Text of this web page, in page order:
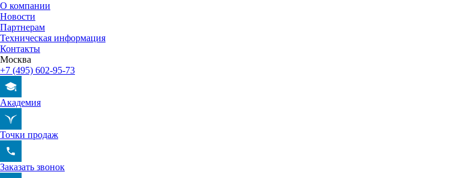
О компании
Новости
Партнерам
Техническая информация
Контакты
Москва
+7 (495) 602-95-73
Академия
Точки продаж
Заказать звонок